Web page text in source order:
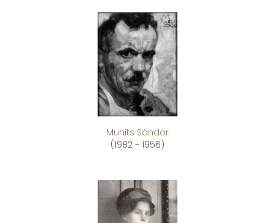
Muhits Sándor
(1982 - 1956)